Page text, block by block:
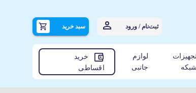
ثبت‌نام / ورود سبد خرید
شبکه
لوازم
جانبی
خرید
اقساطی